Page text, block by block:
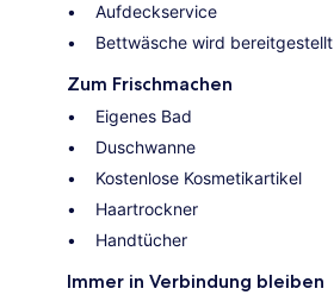
Aufdeckservice
Bettwäsche wird bereitgestellt
Zum Frischmachen
Eigenes Bad
Duschwanne
Kostenlose Kosmetikartikel
Haartrockner
Handtücher
Immer in Verbindung bleiben